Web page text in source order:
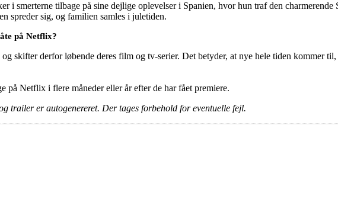
smerterne tilbage på sine dejlige oplevelser i Spanien, hvor hun traf den
spreder sig, og familien samles i juletiden.
på Netflix?
skifter derfor løbende deres film og tv-serier. Det betyder, at nye hele tiden kommer
Netflix i flere måneder eller år efter de har fået premiere.
trailer er autogenereret. Der tages forbehold for eventuelle fejl.